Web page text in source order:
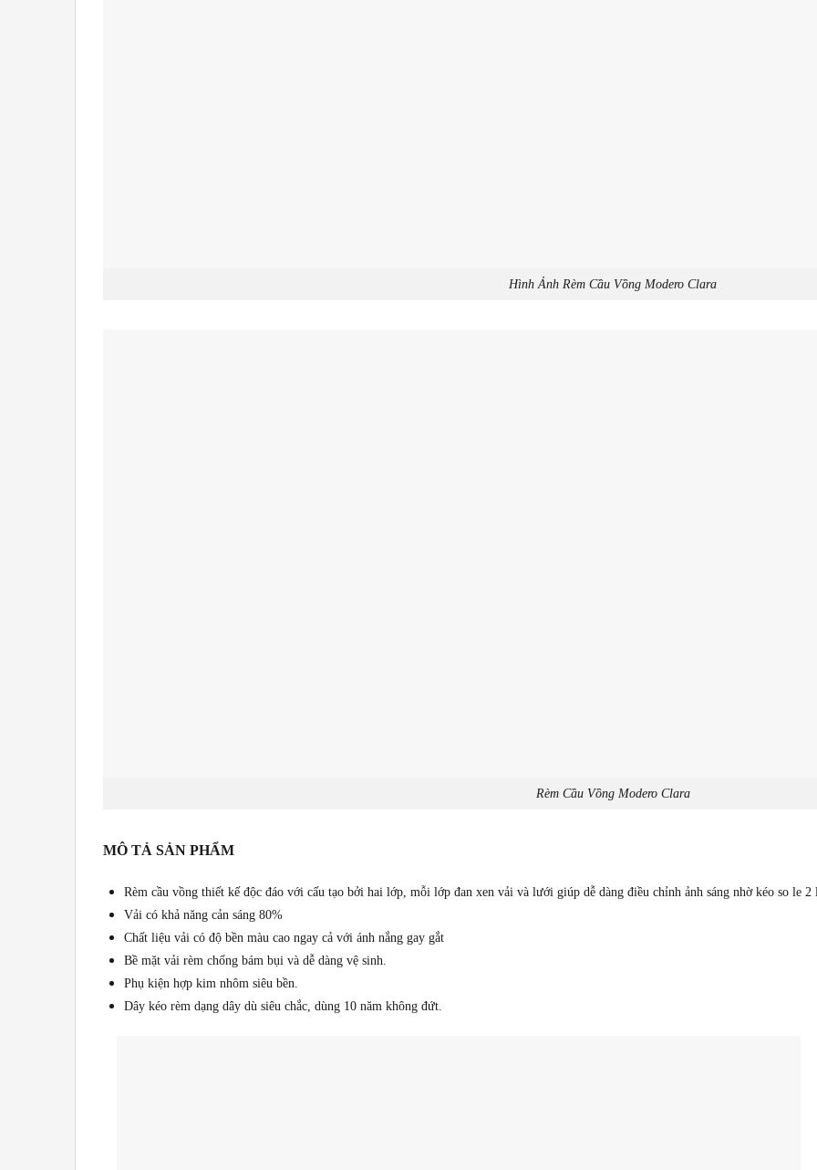
Hình Ảnh Rèm Cầu Vồng Modero Clara
Rèm Cầu Vồng Modero Clara
MÔ TẢ SẢN PHẨM
Rèm cầu vồng thiết kế độc đáo với cấu tạo bởi hai lớp, mỗi lớp đan xen vải và lưới giúp dễ dàng điều chỉnh ảnh sáng nhờ kéo so le 2
Vải có khả năng cản sáng 80%
Chất liệu vải có độ bền màu cao ngay cả với ánh nắng gay gắt
Bề mặt vải rèm chống bám bụi và dễ dàng vệ sinh.
Phụ kiện hợp kim nhôm siêu bền.
Dây kéo rèm dạng dây dù siêu chắc, dùng 10 năm không đứt.